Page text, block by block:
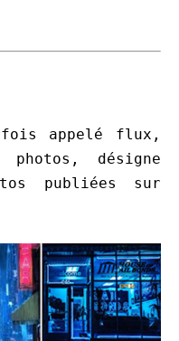
appelé flux,
désigne
publiées sur